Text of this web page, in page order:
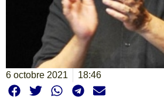
6 octobre 2021 18:46